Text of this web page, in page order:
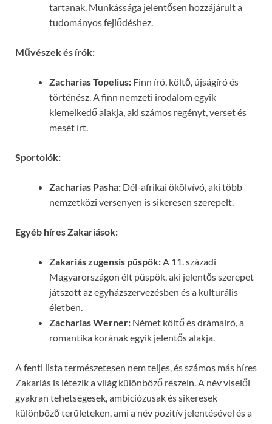
tartanak. Munkássága jelentősen hozzájárult a
tudományos fejlődéshez.
Művészek és írók:
Zacharias Topelius: Finn író, költő, újságíró és
történész. A finn nemzeti irodalom egyik
kiemelkedő alakja, aki számos regényt, verset és
mesét írt.
Sportolók:
Zacharias Pasha: Dél-afrikai ökölvívó, aki több
nemzetközi versenyen is sikeresen szerepelt.
Egyéb híres Zakariások:
Zakariás zugensis püspök: A 11. századi
Magyarországon élt püspök, aki jelentős szerepet
játszott az egyházszervezésben és a kulturális
életben.
Zacharias Werner: Német költő és drámaíró, a
romantika korának egyik jelentős alakja.
A fenti lista természetesen nem teljes, és számos más híres
Zakariás is létezik a világ különböző részein. A név viselői
gyakran tehetségesek, ambiciózusak és sikeresek
különböző területeken, ami a név pozitív jelentésével és a